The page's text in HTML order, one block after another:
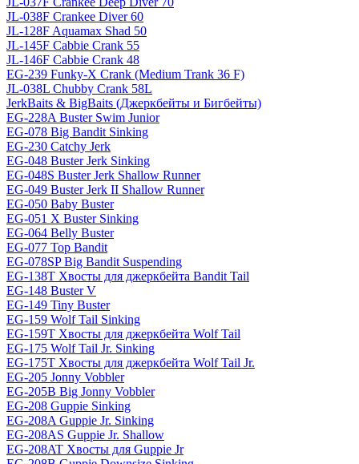
JL-038F Crankee Diver 60
JL-128F Aquamax Shad 50
JL-145F Cabbie Crank 55
JL-146F Cabbie Crank 48
EG-239 Funky-X Crank (Medium Trank 36 F)
JL-038L Chubby Crank 58L
JerkBaits & BigBaits (Джеркбейты и Бигбейты)
EG-228A Buster Swim Junior
EG-078 Big Bandit Sinking
EG-230 Catchy Jerk
EG-048 Buster Jerk Sinking
EG-048S Buster Jerk Shallow Runner
EG-049 Buster Jerk II Shallow Runner
EG-050 Baby Buster
EG-051 X Buster Sinking
EG-064 Belly Buster
EG-077 Top Bandit
EG-078SP Big Bandit Suspending
EG-138T Хвосты для джеркбейта Bandit Tail
EG-148 Buster V
EG-149 Tiny Buster
EG-159 Wolf Tail Sinking
EG-159T Хвосты для джеркбейта Wolf Tail
EG-175 Wolf Tail Jr. Sinking
EG-175T Хвосты для джеркбейта Wolf Tail Jr.
EG-205 Jonny Vobbler
EG-205B Big Jonny Vobbler
EG-208 Guppie Sinking
EG-208A Guppie Jr. Sinking
EG-208AS Guppie Jr. Shallow
EG-208AT Хвосты для Guppie Jr